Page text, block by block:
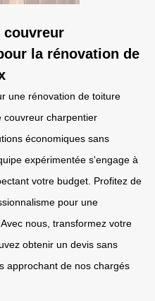
couvreur
la rénovation de
une rénovation de toiture
couvreur charpentier
économiques sans
expérimentée s'engage à
votre budget. Profitez de
pour une
nous, transformez votre
obtenir un devis sans
approchant de nos chargés